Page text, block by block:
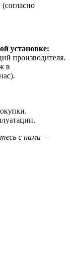
установке:
производителя.
в
с нами —